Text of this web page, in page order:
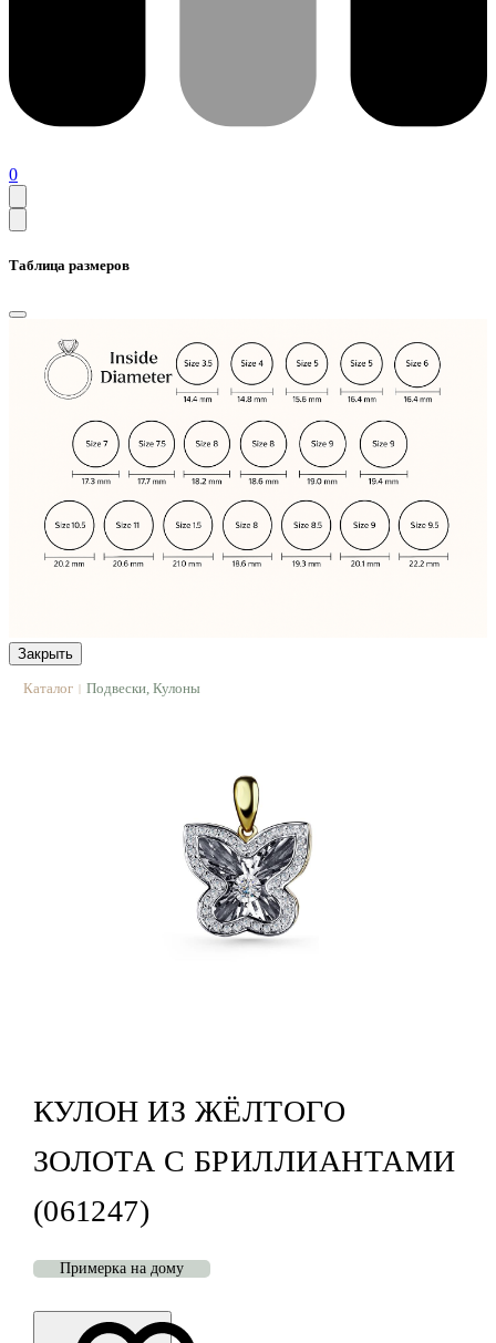
0
Таблица размеров
Закрыть
Каталог | Подвески, Кулоны
КУЛОН ИЗ ЖЁЛТОГО
ЗОЛОТА С БРИЛЛИАНТАМИ
(061247)
Примерка на дому